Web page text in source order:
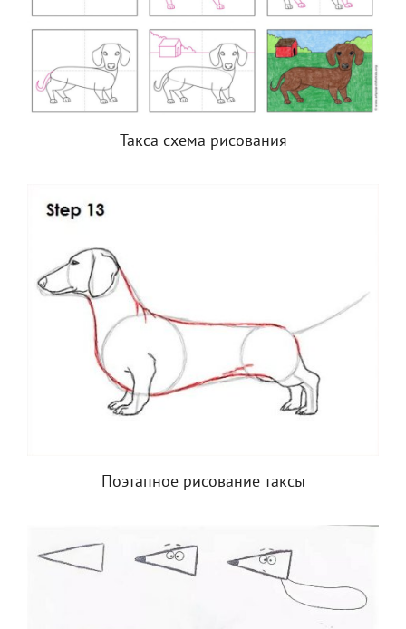
Такса схема рисования
Поэтапное рисование таксы